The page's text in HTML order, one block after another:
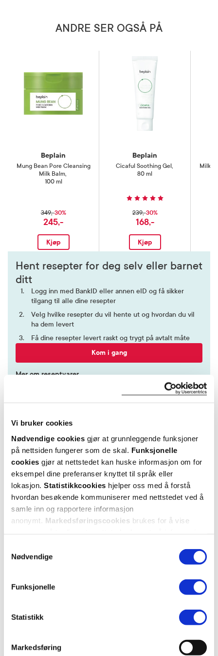
Vi bruker cookies
Nødvendige cookies gjør at grunnleggende funksjoner
på nettsiden fungerer som de skal. Funksjonelle
cookies gjør at nettstedet kan huske informasjon om for
eksempel dine preferanser knyttet til språk eller
lokasjon. Statistikkcookies hjelper oss med å forstå
hvordan besøkende kommuniserer med nettstedet ved å
samle inn og rapportere informasjon
anonymt. Markedsføringscookies brukes for å vise
Nødvendige
Funksjonelle
Statistikk
Markedsføring
ANDRE SER OGSÅ PÅ
Beplain
Mung Bean Pore Cleansing
Milk Balm,
100 ml
349,-30%
245,-
Kjøp
Beplain
Cicaful Soothing Gel ,
80 ml
239,-30%
168,-
Kjøp
Milk
Hent resepter for deg selv eller barnet
ditt
Logg inn med BankID eller annen eID og få sikker
tilgang til alle dine resepter
Velg hvilke resepter du vil hente ut og hvordan du vil
ha dem levert
Få dine resepter levert raskt og trygt på avtalt måte
Kom i gang
Mer om reseptvarer
4 stjerner 0